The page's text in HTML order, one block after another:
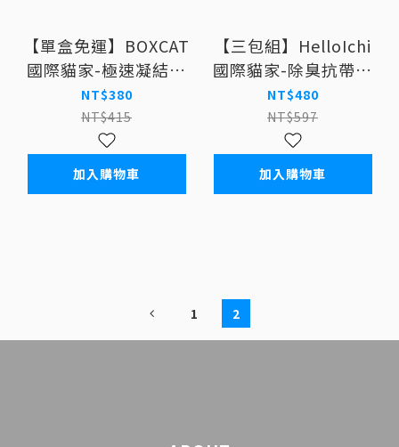
【單盒免運】BOXCAT
國際貓家-極速凝結小
球貓砂(灰標)10kg
NT$380
NT$415
加入購物車
【三包組】HelloIchi
國際貓家-除臭抗帶砂
(大球砂) 10L
NT$480
NT$597
加入購物車
1 2